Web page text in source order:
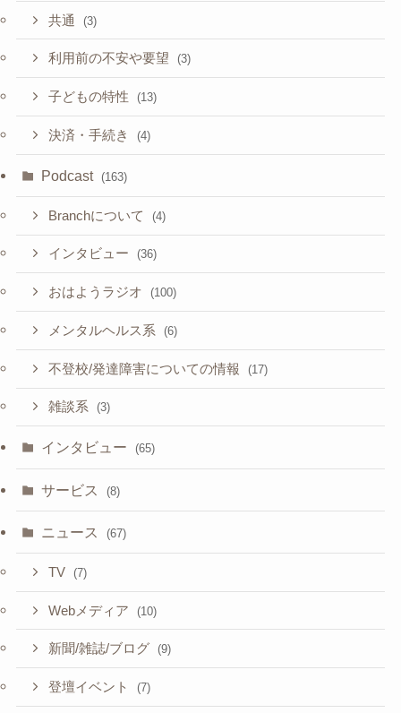
共通 (3)
利用前の不安や要望 (3)
子どもの特性 (13)
決済・手続き (4)
Podcast (163)
Branchについて (4)
インタビュー (36)
おはようラジオ (100)
メンタルヘルス系 (6)
不登校/発達障害についての情報 (17)
雑談系 (3)
インタビュー (65)
サービス (8)
ニュース (67)
TV (7)
Webメディア (10)
新聞/雑誌/ブログ (9)
登壇イベント (7)